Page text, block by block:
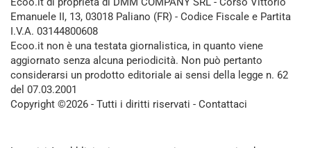
Emanuele II, 13, 03018 Paliano (FR) - Codice Fiscale e Partita
I.V.A. 03144800608
Ecoo.it non è una testata giornalistica, in quanto viene
aggiornato senza alcuna periodicità. Non può pertanto
considerarsi un prodotto editoriale ai sensi della legge n. 62
del 07.03.2001
Copyright ©2026 - Tutti i diritti riservati - Contattaci